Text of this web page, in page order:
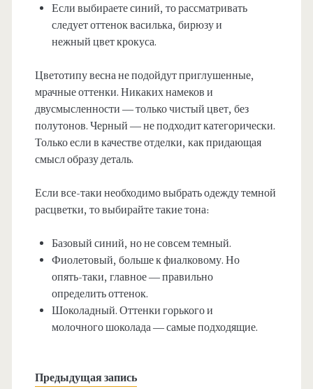
Если выбираете синий, то рассматривать
следует оттенок василька, бирюзу и
нежный цвет крокуса.
Цветотипу весна не подойдут приглушенные,
мрачные оттенки. Никаких намеков и
двусмысленности — только чистый цвет, без
полутонов. Черный — не подходит категорически.
Только если в качестве отделки, как придающая
смысл образу деталь.
Если все-таки необходимо выбрать одежду темной
расцветки, то выбирайте такие тона:
Базовый синий, но не совсем темный.
Фиолетовый, больше к фиалковому. Но
опять-таки, главное — правильно
определить оттенок.
Шоколадный. Оттенки горького и
молочного шоколада — самые подходящие.
Предыдущая запись